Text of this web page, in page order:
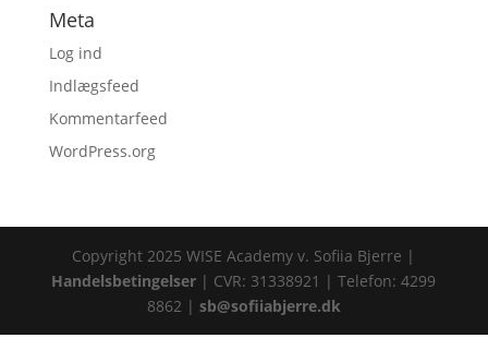
Meta
Log ind
Indlægsfeed
Kommentarfeed
WordPress.org
Copyright 2025 WISE Academy v. Sofiia Bjerre |
Handelsbetingelser | CVR: 31338921 | Telefon: 4299
8862 | sb@sofiiabjerre.dk